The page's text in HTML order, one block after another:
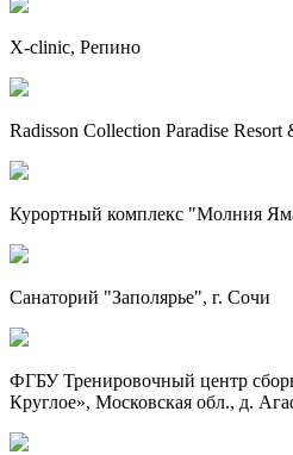
X-clinic, Репино
Radisson Collection Paradise Resort
Курортный комплекс "Молния
Санаторий "Заполярье", г. Сочи
ФГБУ Тренировочный центр
Круглое», Московская обл., д.